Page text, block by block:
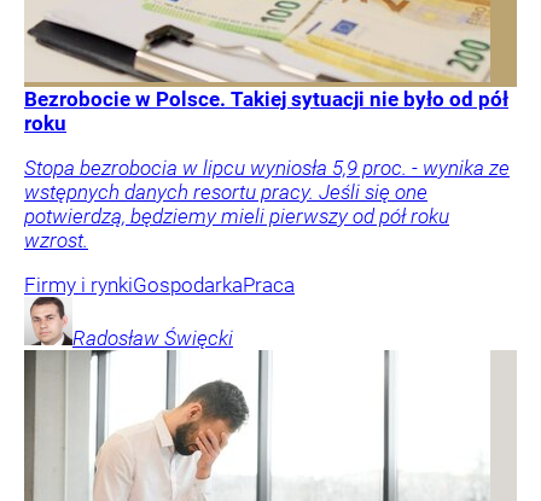
Bezrobocie w Polsce. Takiej sytuacji nie było od pół
roku
Stopa bezrobocia w lipcu wyniosła 5,9 proc. - wynika ze
wstępnych danych resortu pracy. Jeśli się one
potwierdzą, będziemy mieli pierwszy od pół roku
wzrost.
Firmy i rynkiGospodarkaPraca
Radosław Święcki